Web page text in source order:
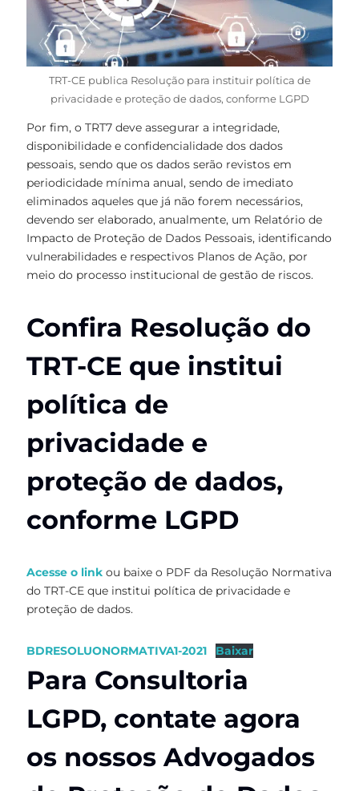
TRT-CE publica Resolução para instituir política de
privacidade e proteção de dados, conforme LGPD
Por fim, o TRT7 deve assegurar a integridade,
disponibilidade e confidencialidade dos dados
pessoais, sendo que os dados serão revistos em
periodicidade mínima anual, sendo de imediato
eliminados aqueles que já não forem necessários,
devendo ser elaborado, anualmente, um Relatório de
Impacto de Proteção de Dados Pessoais, identificando
vulnerabilidades e respectivos Planos de Ação, por
meio do processo institucional de gestão de riscos.
Confira Resolução do
TRT-CE que institui
política de
privacidade e
proteção de dados,
conforme LGPD
Acesse o link ou baixe o PDF da Resolução Normativa
do TRT-CE que institui política de privacidade e
proteção de dados.
BDRESOLUONORMATIVA1-2021 Baixar
Para Consultoria
LGPD, contate agora
os nossos Advogados